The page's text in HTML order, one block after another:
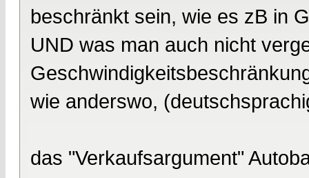
beschränkt sein, wie es zB in
UND was man auch nicht
wie anderswo,
das "Verkaufsargument"